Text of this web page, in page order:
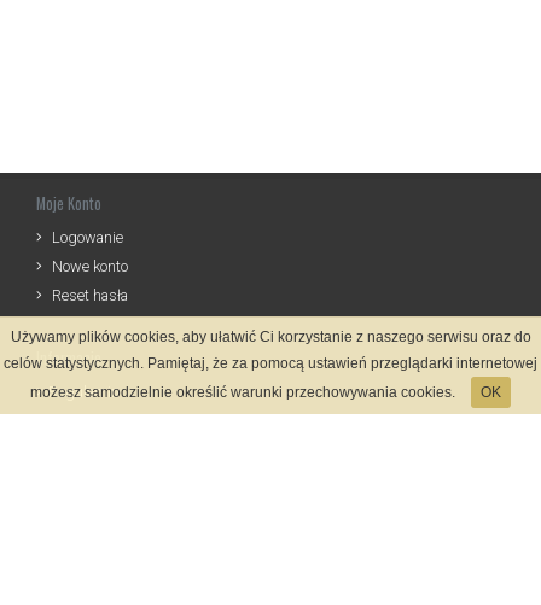
Moje Konto
Logowanie
Nowe konto
Reset hasła
Informacje
Regulamin
Używamy plików cookies, aby ułatwić Ci korzystanie z naszego serwisu oraz do
celów statystycznych. Pamiętaj, że za pomocą ustawień przeglądarki internetowej
możesz samodzielnie określić warunki przechowywania cookies.
OK